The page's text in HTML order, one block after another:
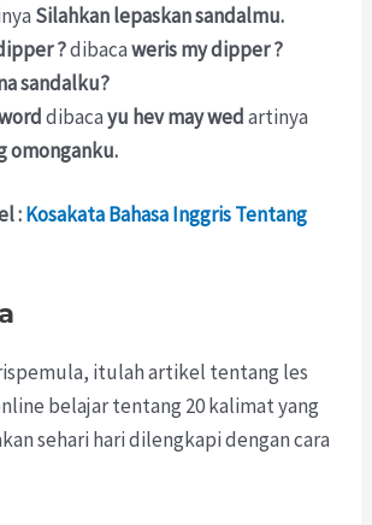
Silahkan lepaskan sandalmu.
?dibacaweris my dipper ?
sandalku?
dibacayu hev may wedartinya
omonganku.
:Kosakata Bahasa Inggris Tentang
itulah artikel tentang les
belajar tentang 20 kalimat yang
sehari hari dilengkapi dengan cara